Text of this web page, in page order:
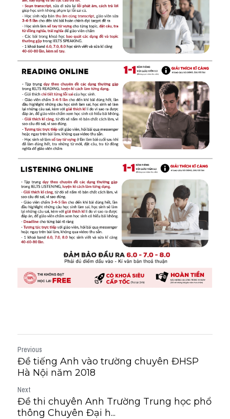
Previous
Đề tiếng Anh vào trường chuyên ĐHSP
Hà Nội năm 2018
Next
Đề thi chuyên Anh Trường Trung học phổ
thông Chuyên Đại h...